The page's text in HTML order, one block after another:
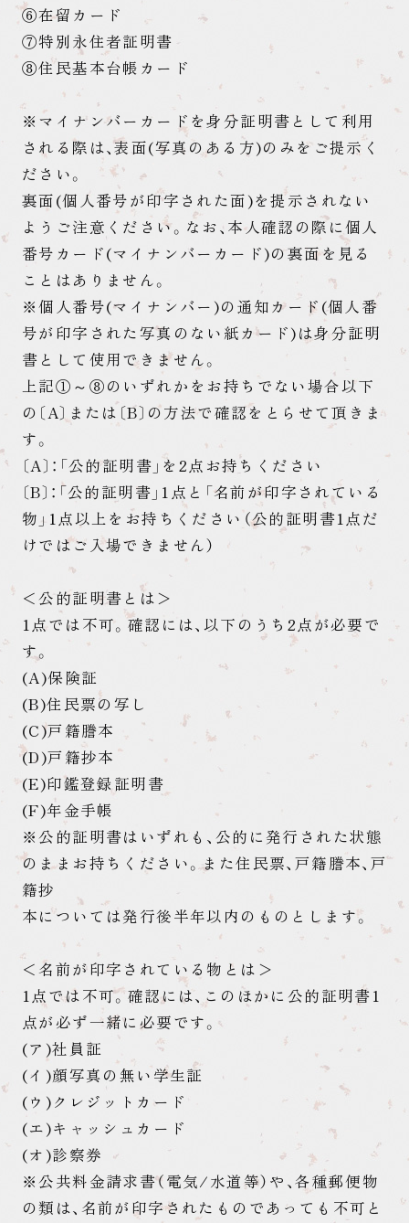
⑥在留カード
⑦特別永住者証明書
⑧住民基本台帳カード
※マイナンバーカードを身分証明書として利用
される際は、表面(写真のある方)のみをご提示く
ださい。
裏面(個人番号が印字された面)を提示されない
ようご注意ください。なお、本人確認の際に個人
番号カード(マイナンバーカード)の裏面を見る
ことはありません。
※個人番号(マイナンバー)の通知カード(個人番
号が印字された写真のない紙カード)は身分証明
書として使用できません。
上記①～⑧のいずれかをお持ちでない場合以下
の〔A〕または〔B〕の方法で確認をとらせて頂きま
す。
〔A〕：「公的証明書」を2点お持ちください
〔B〕：「公的証明書」1点と「名前が印字されている
物」1点以上をお持ちください（公的証明書1点だ
けではご入場できません）
＜公的証明書とは＞
1点では不可。確認には、以下のうち2点が必要で
す。
(A)保険証
(B)住民票の写し
(C)戸籍謄本
(D)戸籍抄本
(E)印鑑登録証明書
(F)年金手帳
※公的証明書はいずれも、公的に発行された状態
のままお持ちください。また住民票、戸籍謄本、戸
籍抄
本については発行後半年以内のものとします。
＜名前が印字されている物とは＞
1点では不可。確認には、このほかに公的証明書1
点が必ず一緒に必要です。
(ア)社員証
(イ)顔写真の無い学生証
(ウ)クレジットカード
(エ)キャッシュカード
(オ)診察券
※公共料金請求書（電気/水道等）や、各種郵便物
の類は、名前が印字されたものであっても不可と